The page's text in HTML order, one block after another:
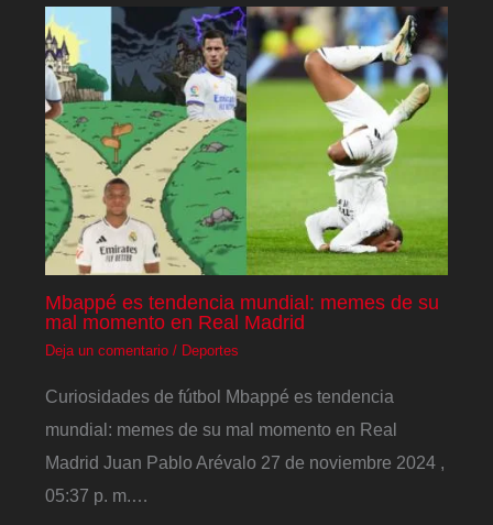
Mbappé es tendencia mundial: memes de su
mal momento en Real Madrid
Deja un comentario / Deportes
Curiosidades de fútbol Mbappé es tendencia
mundial: memes de su mal momento en Real
Madrid Juan Pablo Arévalo 27 de noviembre 2024 ,
05:37 p. m.…